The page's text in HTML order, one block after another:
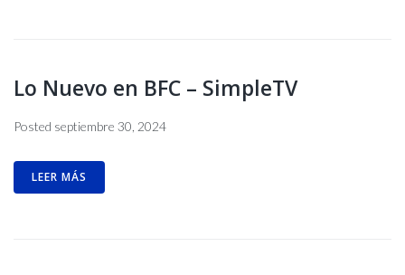
Lo Nuevo en BFC – SimpleTV
Posted septiembre 30, 2024
LEER MÁS